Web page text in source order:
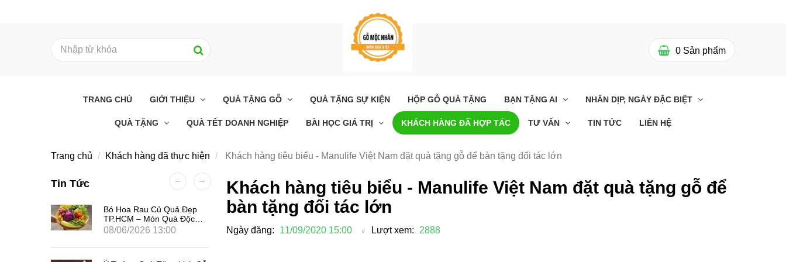
Khách hàng tiêu biểu - Manulife Việt Nam đặt quà tặng gỗ để
bàn tặng đối tác lớn
Ngày đăng: 11/09/2020 15:00 Lượt xem: 2888
Tin Tức
Bó Hoa Rau Củ Quả Đẹp
TP.HCM – Món Quà Độc
Đáo, Ý Nghĩa Và Tốt Cho
08/06/2026 13:00
Ý Tưởng Thông Thái Khi
Chọn Quà Tặng Tết Sự
Kiện Doanh Nghiệp
29/11/2023 10:00
0 Sản phẩm
TRANG CHỦ GIỚI THIỆU QUÀ TẶNG GỖ QUÀ TẶNG SỰ KIỆN HỘP GỖ QUÀ TẶNG BẠN TẶNG AI NHÂN DỊP, NGÀY ĐẶC BIỆT
QUÀ TẶNG QUÀ TẾT DOANH NGHIỆP BÀI HỌC GIÁ TRỊ KHÁCH HÀNG ĐÃ HỢP TÁC TƯ VẤN TIN TỨC LIÊN HỆ
Trang chủ Khách hàng đã thực hiện Khách hàng tiêu biểu - Manulife Việt Nam đặt quà tặng gỗ để bàn tặng đối tác lớn